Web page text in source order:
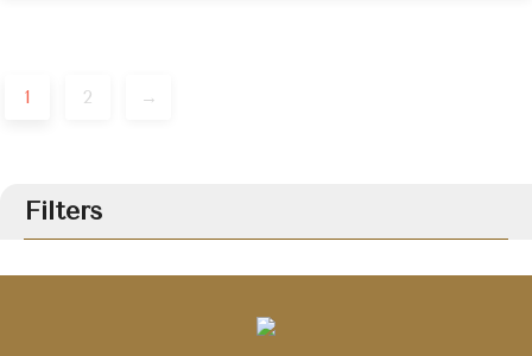
1 2 →
Filters